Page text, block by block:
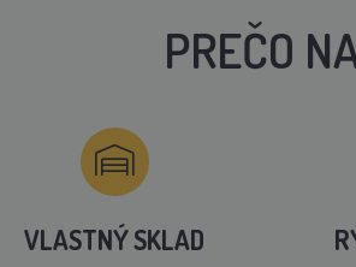
PREČO
VLASTNÝ SKLAD